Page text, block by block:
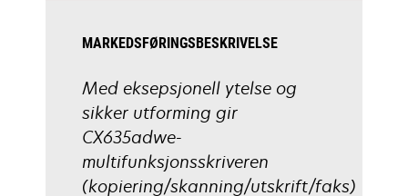
MARKEDSFØRINGSBESKRIVELSE
Med eksepsjonell ytelse og
sikker utforming gir
CX635adwe-
multifunksjonsskriveren
(kopiering/skanning/utskrift/faks)